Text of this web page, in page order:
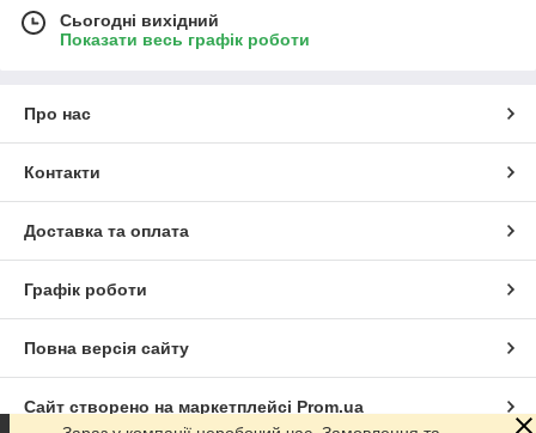
Сьогодні вихідний
Показати весь графік роботи
Про нас
Контакти
Доставка та оплата
Графік роботи
Повна версія сайту
Сайт створено на маркетплейсі Prom.ua